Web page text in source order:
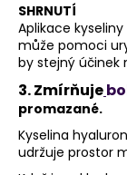
SHRNUTÍ
Aplikace
může pomoci
by stejný účinek
3. Zmírňuje
promazané.
Kyselina
udržuje prostor